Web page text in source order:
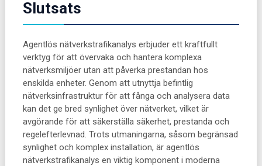
Slutsats
Agentlös nätverkstrafikanalys erbjuder ett kraftfullt
verktyg för att övervaka och hantera komplexa
nätverksmiljöer utan att påverka prestandan hos
enskilda enheter. Genom att utnyttja befintlig
nätverksinfrastruktur för att fånga och analysera data
kan det ge bred synlighet över nätverket, vilket är
avgörande för att säkerställa säkerhet, prestanda och
regelefterlevnad. Trots utmaningarna, såsom begränsad
synlighet och komplex installation, är agentlös
nätverkstrafikanalys en viktig komponent i moderna